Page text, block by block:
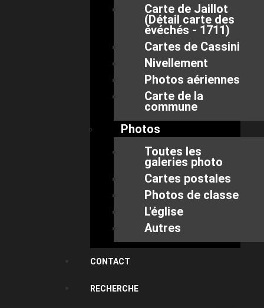
Carte de Jaillot
(Détail carte des
évéchés - 1711)
Cartes de Cassini
Nivellement
Photos aériennes
Carte de la
commune
Photos
Toutes les
galeries photo
Cartes postales
Photos de classe
L'église
Autres
CONTACT
RECHERCHE